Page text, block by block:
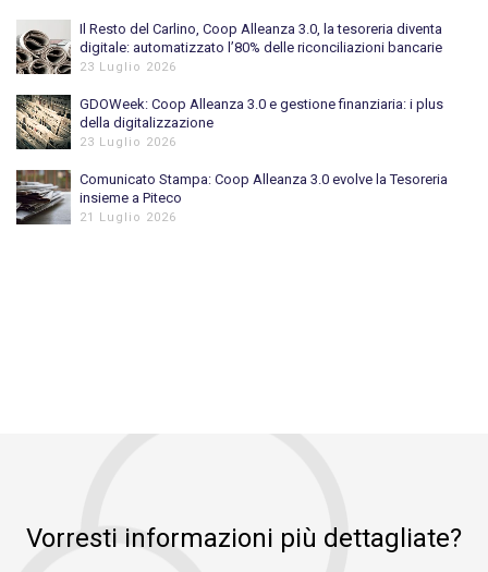
Il Resto del Carlino, Coop Alleanza 3.0, la tesoreria diventa
digitale: automatizzato l’80% delle riconciliazioni bancarie
23 Luglio 2026
GDOWeek: Coop Alleanza 3.0 e gestione finanziaria: i plus
della digitalizzazione
23 Luglio 2026
Comunicato Stampa: Coop Alleanza 3.0 evolve la Tesoreria
insieme a Piteco
21 Luglio 2026
Vorresti informazioni più dettagliate?